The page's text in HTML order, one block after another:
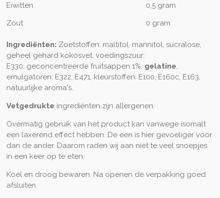
Eiwitten
0,5 gram
Zout
0 gram
Ingrediënten: Zoetstoffen: maltitol, mannitol, sucralose,
geheel gehard kokosvet, voedingszuur:
E330, geconcentreerde fruitsappen 1%, gelatine
emulgatoren: E322, E471, kleurstoffen: E100, E160c, E163,
natuurlijke aroma's.
Vetgedrukte ingrediënten zijn allergenen.
Overmatig gebruik van het product kan vanwege isomalt
een laxerend effect hebben. De een is hier gevoeliger voor
dan de ander. Daarom raden wij aan niet te veel snoepjes
in een keer op te eten.
Koel en droog bewaren. Na openen de verpakking goed
afsluiten.